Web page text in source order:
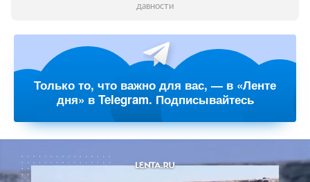
давности
Только то, что важно для вас, — в «Ленте
дня» в Telegram. Подписывайтесь